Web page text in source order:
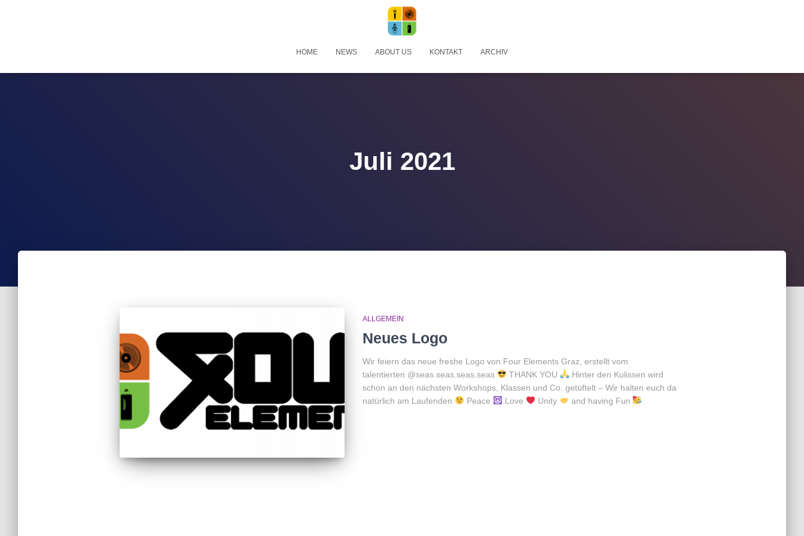
HOME NEWS ABOUT US KONTAKT ARCHIV
Juli 2021
ALLGEMEIN
Neues Logo
Wir feiern das neue freshe Logo von Four Elements Graz, erstellt vom
talentierten @seas.seas.seas.seas
THANK YOU
Hinter den Kulissen wird
schon an den nächsten Workshops, Klassen und Co. getüftelt – Wir halten euch da
natürlich am Laufenden
Peace Love Unity and having Fun